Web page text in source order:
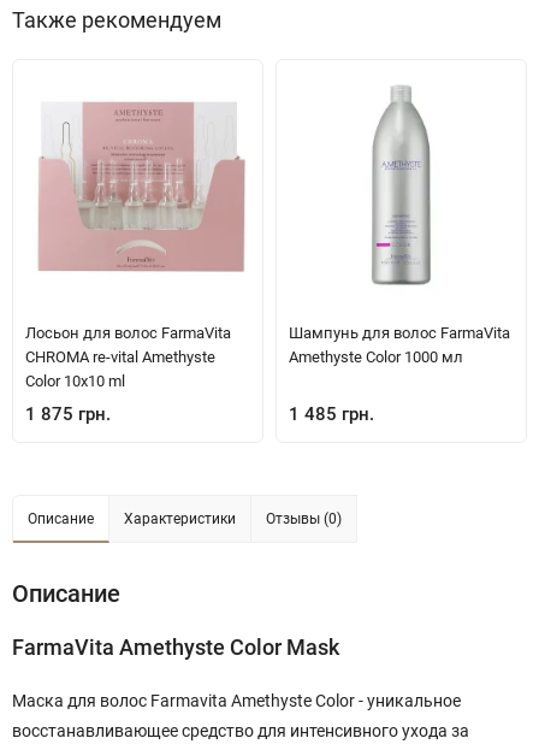
Также рекомендуем
Лосьон для волос FarmaVita
CHROMA re-vital Amethyste
Color 10х10 ml
1 875 грн.
Шампунь для волос FarmaVita
Amethyste Color 1000 мл
1 485 грн.
Описание Характеристики Отзывы (0)
Описание
FarmaVita Amethyste Color Mask
Маска для волос Farmavita Amethyste Color- уникальное
восстанавливающее средство для интенсивного ухода за